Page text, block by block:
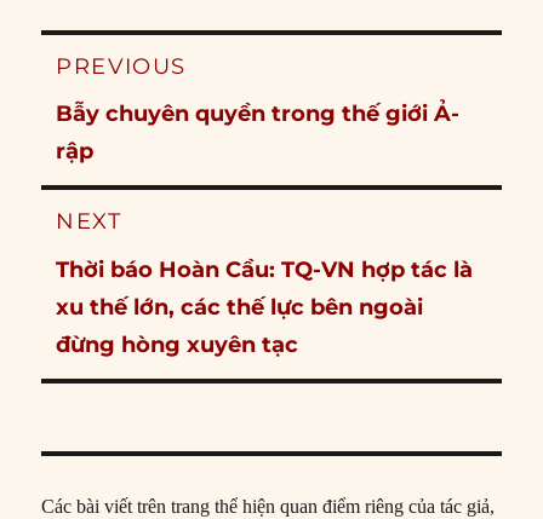
Post
PREVIOUS
Previous
post:
Bẫy chuyên quyền trong thế giới Ả-
rập
NEXT
Next
post:
Thời báo Hoàn Cầu: TQ-VN hợp tác là
xu thế lớn, các thế lực bên ngoài
đừng hòng xuyên tạc
Các bài viết trên trang thể hiện quan điểm riêng của tác giả,